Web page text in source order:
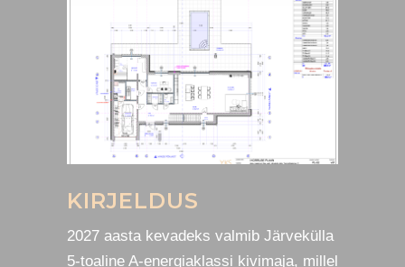
KIRJELDUS
2027 aasta kevadeks valmib Järvekülla
5-toaline A-energiaklassi kivimaja, millel